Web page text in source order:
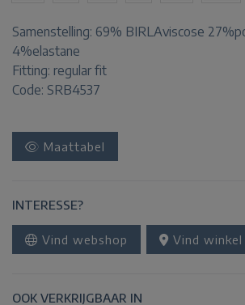
Samenstelling: 69% BIRLAviscose
4%elastane
Fitting: regular fit
Code: SRB4537
Maattabel
INTERESSE?
Vind webshop Vind winkel
OOK VERKRIJGBAAR IN